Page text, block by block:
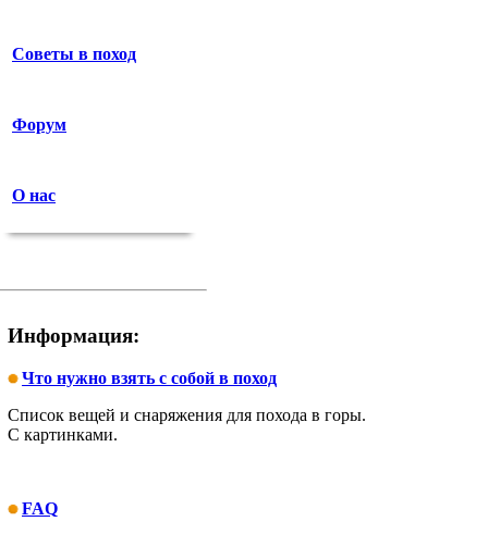
Советы в поход
Форум
О нас
Информация:
Что нужно взять с собой в поход
Список вещей и снаряжения для похода в горы.
С картинками.
FAQ